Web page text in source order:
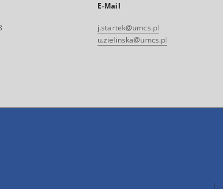
E-Mail
j.startek@umcs.pl
u.zielinska@umcs.pl